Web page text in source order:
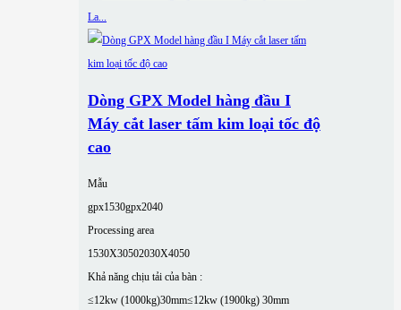
Dòng GPX Model hàng đầu I
Máy cắt laser tấm kim loại tốc độ
cao
Mẫu
gpx1530gpx2040
Processing area
1530X30502030X4050
Khả năng chịu tải của bàn :
≤12kw (1000kg)30mm≤12kw (1900kg) 30mm